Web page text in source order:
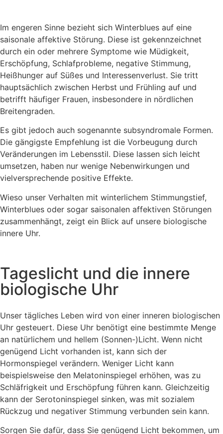
Im engeren Sinne bezieht sich Winterblues auf eine
saisonale affektive Störung. Diese ist gekennzeichnet
durch ein oder mehrere Symptome wie Müdigkeit,
Erschöpfung, Schlafprobleme, negative Stimmung,
Heißhunger auf Süßes und Interessenverlust. Sie tritt
hauptsächlich zwischen Herbst und Frühling auf und
betrifft häufiger Frauen, insbesondere in nördlichen
Breitengraden.
Es gibt jedoch auch sogenannte subsyndromale Formen.
Die gängigste Empfehlung ist die Vorbeugung durch
Veränderungen im Lebensstil. Diese lassen sich leicht
umsetzen, haben nur wenige Nebenwirkungen und
vielversprechende positive Effekte.
Wieso unser Verhalten mit winterlichem Stimmungstief,
Winterblues oder sogar saisonalen affektiven Störungen
zusammenhängt, zeigt ein Blick auf unsere biologische
innere Uhr.
Tageslicht und die innere
biologische Uhr
Unser tägliches Leben wird von einer inneren biologischen
Uhr gesteuert. Diese Uhr benötigt eine bestimmte Menge
an natürlichem und hellem (Sonnen-)Licht. Wenn nicht
genügend Licht vorhanden ist, kann sich der
Hormonspiegel verändern. Weniger Licht kann
beispielsweise den Melatoninspiegel erhöhen, was zu
Schläfrigkeit und Erschöpfung führen kann. Gleichzeitig
kann der Serotoninspiegel sinken, was mit sozialem
Rückzug und negativer Stimmung verbunden sein kann.
Sorgen Sie dafür, dass Sie genügend Licht bekommen, um